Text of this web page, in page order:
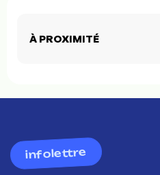
À PROXIMITÉ
infolettre